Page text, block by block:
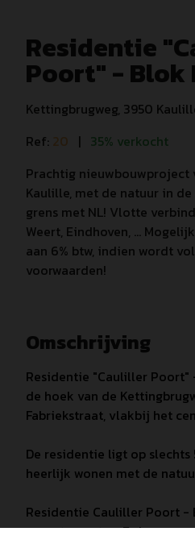
Residentie
Poort" - Blok
Kettingbrugweg, 3950
Ref: 20 | 35% verkocht
Prachtig
Kaulille, met de natuur in
grens met NL! Vlotte
Weert, Eindhoven, ...
aan 6% btw, indien wordt
voorwaarden!
Omschrijving
Residentie "Cauliller Poort"
de hoek van de
Fabriekstraat, vlakbij het
De residentie ligt op slechts
heerlijk wonen met de
Residentie Cauliller Poort -
appartementen. Er is een